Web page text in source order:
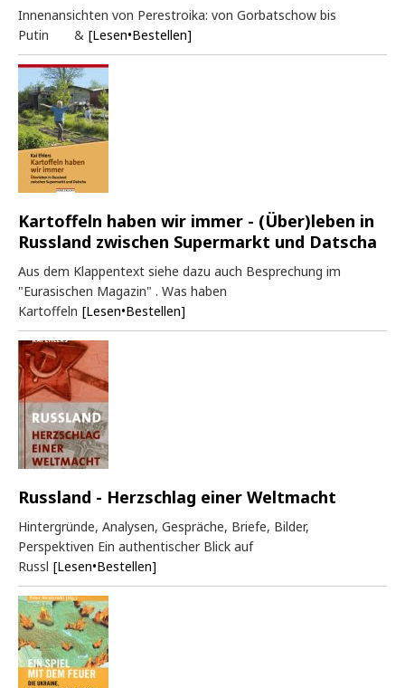
Innenansichten von Perestroika: von Gorbatschow bis
Putin & [Lesen•Bestellen]
Kartoffeln haben wir immer - (Über)leben in
Russland zwischen Supermarkt und Datscha
Aus dem Klappentext siehe dazu auch Besprechung im
"Eurasischen Magazin" . Was haben
Kartoffeln [Lesen•Bestellen]
Russland - Herzschlag einer Weltmacht
Hintergründe, Analysen, Gespräche, Briefe, Bilder,
Perspektiven Ein authentischer Blick auf
Russl [Lesen•Bestellen]